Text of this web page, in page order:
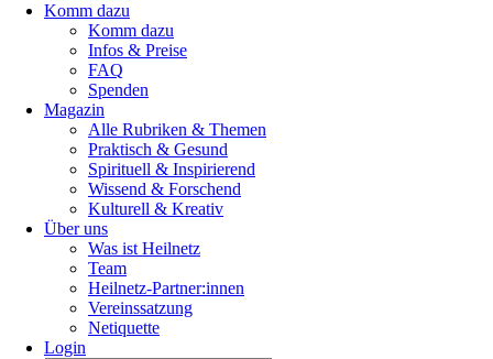
Komm dazu
Komm dazu
Infos & Preise
FAQ
Spenden
Magazin
Alle Rubriken & Themen
Praktisch & Gesund
Spirituell & Inspirierend
Wissend & Forschend
Kulturell & Kreativ
Über uns
Was ist Heilnetz
Team
Heilnetz-Partner:innen
Vereinssatzung
Netiquette
Login